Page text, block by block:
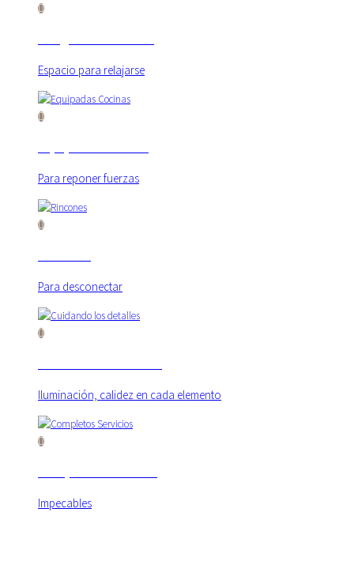
Espacio para relajarse
Para reponer fuerzas
Para desconectar
Iluminación, calidez en cada elemento
Impecables